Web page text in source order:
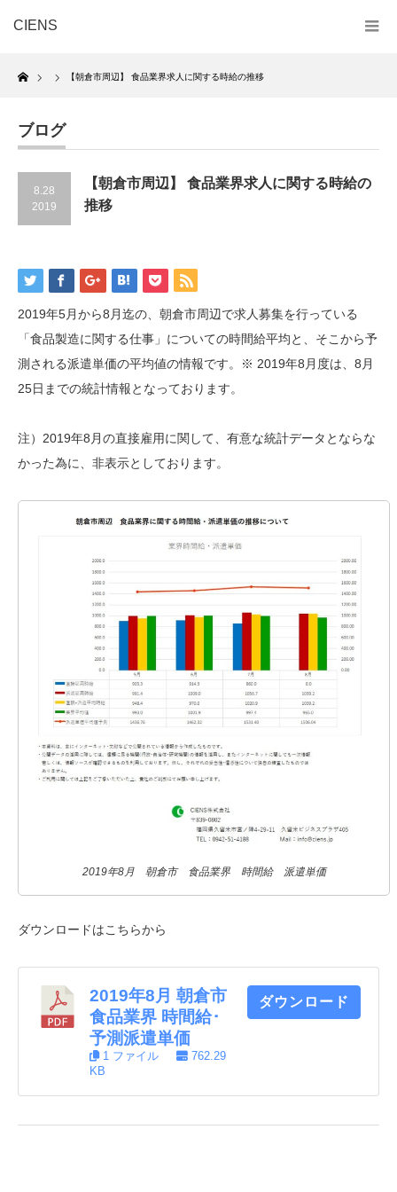
CIENS
Home
【朝倉市周辺】 食品業界求人に関する時給の推移
ブログ
8.28
2019
【朝倉市周辺】 食品業界求人に関する時給の
推移
2019年5月から8月迄の、朝倉市周辺で求人募集を行っている
「食品製造に関する仕事」についての時間給平均と、そこから予
測される派遣単価の平均値の情報です。※ 2019年8月度は、8月
25日までの統計情報となっております。
注）2019年8月の直接雇用に関して、有意な統計データとならな
かった為に、非表示としております。
2019年8月 朝倉市 食品業界 時間給 派遣単価
ダウンロードはこちらから
2019年8月 朝倉市
食品業界 時間給･
予測派遣単価
1 ファイル
762.29
KB
ダウンロード